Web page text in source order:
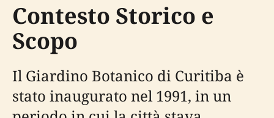
Contesto Storico e
Scopo
Il Giardino Botanico di Curitiba è
stato inaugurato nel 1991, in un